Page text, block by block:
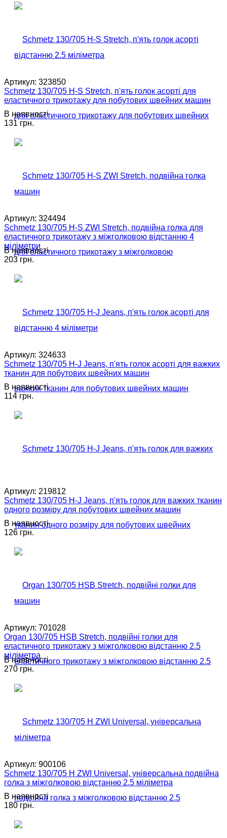
Артикул: 323850
Schmetz 130/705 H-S Stretch, п'ять голок асорті для
еластичного трикотажу для побутових швейних машин
В наявності
131 грн.
Артикул: 324494
Schmetz 130/705 H-S ZWI Stretch, подвійна голка для
еластичного трикотажу з міжголковою відстанню 4
міліметри
В наявності
203 грн.
Артикул: 324633
Schmetz 130/705 H-J Jeans, п'ять голок асорті для важких
тканин для побутових швейних машин
В наявності
114 грн.
Артикул: 219812
Schmetz 130/705 H-J Jeans, п'ять голок для важких тканин
одного розміру для побутових швейних машин
В наявності
126 грн.
Артикул: 701028
Organ 130/705 HSB Stretch, подвійні голки для
еластичного трикотажу з міжголковою відстанню 2.5
міліметра
В наявності
270 грн.
Артикул: 900106
Schmetz 130/705 H ZWI Universal, універсальна подвійна
голка з міжголковою відстанню 2.5 міліметра
В наявності
180 грн.